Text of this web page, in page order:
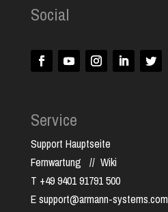
Social
Service
Support Hauptseite
Fernwartung // Wiki
T +49 9401 91791 500
E support@armann-systems.com